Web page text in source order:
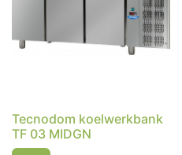
Tecnodom koelwerkbank
TF 03 MIDGN